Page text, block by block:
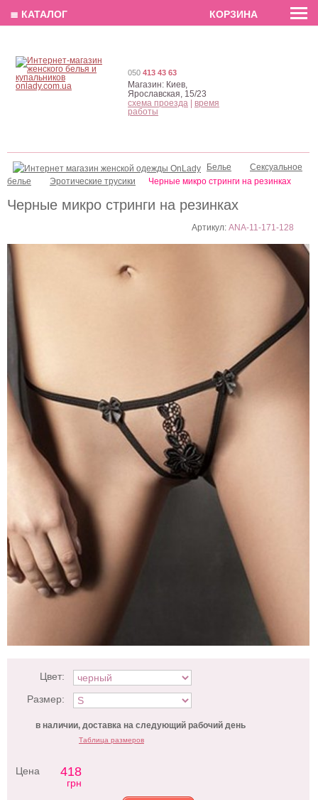
EN РУС
Черные микро стринги на резинках
Артикул:ANA-11-171-128
Цвет:
Размер:
в наличии, доставка на следующий рабочий день
Таблица размеров
Цена 418
грн
Белье
Сексуальное
белье
Эротические трусики Черные микро стринги на резинках
050 413 43 63
Магазин: Киев,
Ярославская, 15/23
схема проезда
время
работы
≣ КАТАЛОГ КОРЗИНА